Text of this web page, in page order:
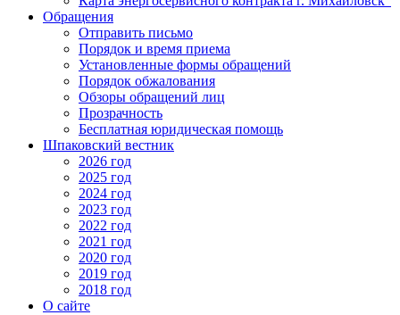
Обращения
Отправить письмо
Порядок и время приема
Установленные формы обращений
Порядок обжалования
Обзоры обращений лиц
Прозрачность
Бесплатная юридическая помощь
Шпаковский вестник
2026 год
2025 год
2024 год
2023 год
2022 год
2021 год
2020 год
2019 год
2018 год
О сайте